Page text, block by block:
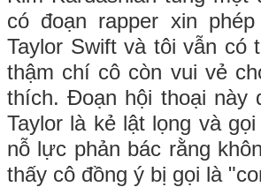
có đoạn rapper xin
Taylor Swift và tôi vẫn có
thậm chí cô còn vui vẻ
thích. Đoạn hội thoại này
Taylor là kẻ lật lọng và
nỗ lực phản bác rằng
thấy cô đồng ý bị gọi là